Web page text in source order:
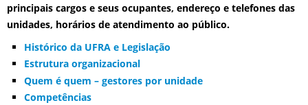
principais cargos e seus ocupantes, endereço e telefones das
unidades, horários de atendimento ao público.
Histórico da UFRA e Legislação
Estrutura organizacional
Quem é quem – gestores por unidade
Competências